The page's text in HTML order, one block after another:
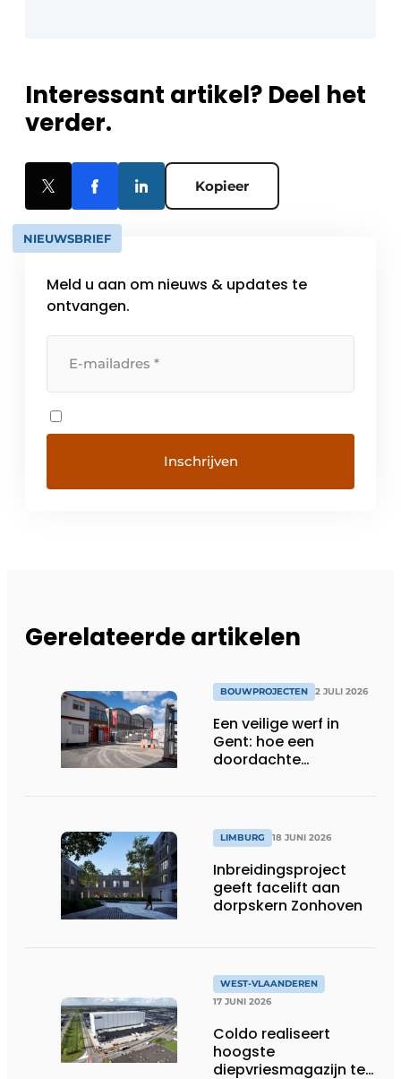
Interessant artikel? Deel het
verder.
Kopieer
NIEUWSBRIEF
Meld u aan om nieuws & updates te
ontvangen.
Gerelateerde artikelen
BOUWPROJECTEN 2 JULI 2026
Een veilige werf in
Gent: hoe een
doordachte
LIMBURG 18 JUNI 2026
Inbreidingsproject
geeft facelift aan
dorpskern Zonhoven
WEST-VLAANDEREN
17 JUNI 2026
Coldo realiseert
hoogste
diepvriesmagazijn ter